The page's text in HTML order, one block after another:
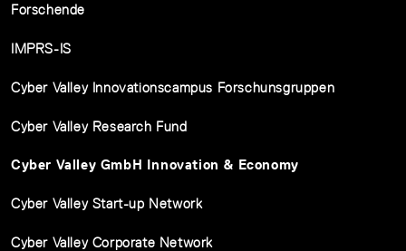
Forschende
IMPRS-IS
Cyber Valley Innovationscampus Forschunsgruppen
Cyber Valley Research Fund
Cyber Valley GmbH Innovation & Economy
Cyber Valley Start-up Network
Cyber Valley Corporate Network